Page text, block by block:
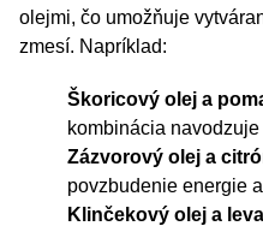
olejmi, čo umožňuje
zmesí. Napríklad:
Škoricový olej a
kombinácia
Zázvorový olej a
povzbudenie energie
Klinčekový olej a